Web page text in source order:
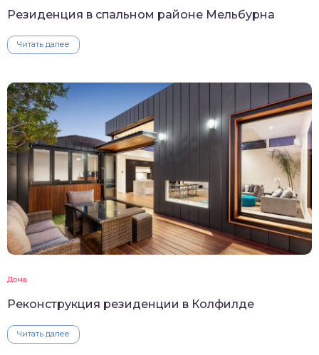
Резиденция в спальном районе Мельбурна
Читать далее
Дома
Реконструкция резиденции в Колфилде
Читать далее